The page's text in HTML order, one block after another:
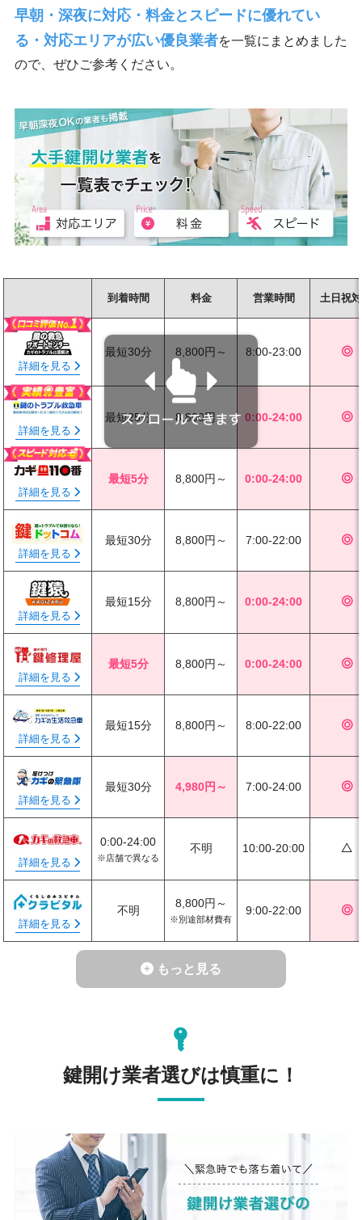
早朝・深夜に対応・料金とスピードに優れてい
る・対応エリアが広い優良業者を一覧にまとめました
ので、ぜひご参考ください。
到着時間 料金 営業時間 土日祝
詳細を見る
最短30分 8,800円～ 8:00-23:00 ◎
詳細を見る
最短25分 8,800円～ 0:00-24:00 ◎
詳細を見る
最短5分 8,800円～ 0:00-24:00 ◎
詳細を見る
最短30分 8,800円～ 7:00-22:00 ◎
詳細を見る
最短15分 8,800円～ 0:00-24:00 ◎
詳細を見る
最短5分 8,800円～ 0:00-24:00 ◎
詳細を見る
最短15分 8,800円～ 8:00-22:00 ◎
詳細を見る
最短30分 4,980円～ 7:00-24:00 ◎
詳細を見る
0:00-24:00
※店舗で異なる
不明 10:00-20:00 △
詳細を見る
不明
8,800円～
※別途部材費有
9:00-22:00 ◎
もっと見る
鍵開け業者選びは慎重に！